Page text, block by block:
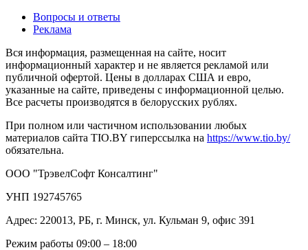
Вопросы и ответы
Реклама
Вся информация, размещенная на сайте, носит
информационный характер и не является рекламой или
публичной офертой. Цены в долларах США и евро,
указанные на сайте, приведены с информационной целью.
Все расчеты производятся в белорусских рублях.
При полном или частичном использовании любых
материалов сайта TIO.BY гиперссылка на https://www.tio.by/
обязательна.
ООО "ТрэвелСофт Консалтинг"
УНП 192745765
Адрес: 220013, РБ, г. Минск, ул. Кульман 9, офис 391
Режим работы 09:00 – 18:00